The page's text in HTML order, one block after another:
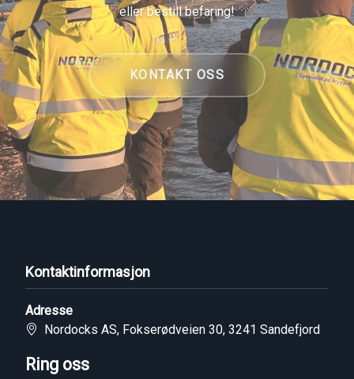
eller bestill befaring!
KONTAKT OSS
Kontaktinformasjon
Adresse
Nordocks AS, Fokserødveien 30, 3241 Sandefjord
Ring oss